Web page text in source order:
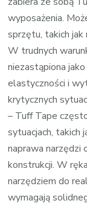
wyposażenia.
sprzętu, takich jak
W trudnych
niezastąpiona
elastyczności i
krytycznych
– Tuff Tape
sytuacjach, takich
naprawa narzędzi
konstrukcji. W
narzędziem do
wymagają